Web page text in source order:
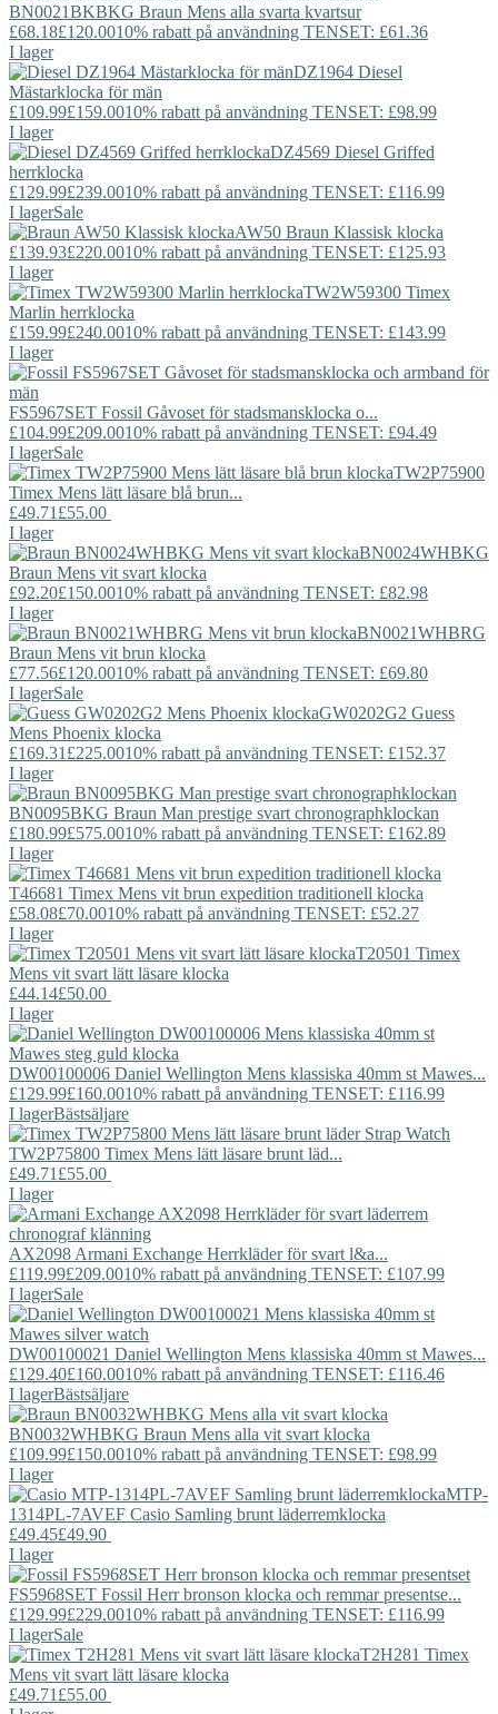
BN0021BKBKG Braun Mens alla svarta kvartsur
£68.18£120.0010% rabatt på användning TENSET: £61.36
I lager
DZ1964 Diesel
Mästarklocka för män
£109.99£159.0010% rabatt på användning TENSET: £98.99
I lager
DZ4569 Diesel Griffed
herrklocka
£129.99£239.0010% rabatt på användning TENSET: £116.99
I lagerSale
AW50 Braun Klassisk klocka
£139.93£220.0010% rabatt på användning TENSET: £125.93
I lager
TW2W59300 Timex
Marlin herrklocka
£159.99£240.0010% rabatt på användning TENSET: £143.99
I lager
FS5967SET Fossil Gåvoset för stadsmansklocka o...
£104.99£209.0010% rabatt på användning TENSET: £94.49
I lagerSale
TW2P75900
Timex Mens lätt läsare blå brun...
£49.71 £55.00
I lager
BN0024WHBKG
Braun Mens vit svart klocka
£92.20£150.0010% rabatt på användning TENSET: £82.98
I lager
BN0021WHBRG
Braun Mens vit brun klocka
£77.56£120.0010% rabatt på användning TENSET: £69.80
I lagerSale
GW0202G2 Guess
Mens Phoenix klocka
£169.31 £225.0010% rabatt på användning TENSET: £152.37
I lager
BN0095BKG Braun Man prestige svart chronographklockan
£180.99£575.0010% rabatt på användning TENSET: £162.89
I lager
T46681 Timex Mens vit brun expedition traditionell klocka
£58.08£70.0010% rabatt på användning TENSET: £52.27
I lager
T20501 Timex
Mens vit svart lätt läsare klocka
£44.14£50.00
I lager
DW00100006 Daniel Wellington Mens klassiska 40mm st Mawes...
£129.99£160.0010% rabatt på användning TENSET: £116.99
I lagerBästsäljare
TW2P75800 Timex Mens lätt läsare brunt läd...
£49.71 £55.00
I lager
AX2098 Armani Exchange Herrkläder för svart l&a...
£119.99£209.0010% rabatt på användning TENSET: £107.99
I lagerSale
DW00100021 Daniel Wellington Mens klassiska 40mm st Mawes...
£129.40£160.0010% rabatt på användning TENSET: £116.46
I lagerBästsäljare
BN0032WHBKG Braun Mens alla vit svart klocka
£109.99£150.0010% rabatt på användning TENSET: £98.99
I lager
MTP-
1314PL-7AVEF Casio Samling brunt läderremklocka
£49.45£49.90
I lager
FS5968SET Fossil Herr bronson klocka och remmar presentse...
£129.99£229.0010% rabatt på användning TENSET: £116.99
I lagerSale
T2H281 Timex
Mens vit svart lätt läsare klocka
£49.71 £55.00